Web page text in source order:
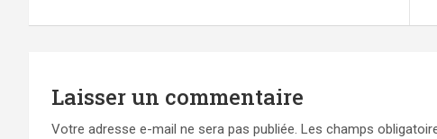
Laisser un commentaire
Votre adresse e-mail ne sera pas publiée. Les champs